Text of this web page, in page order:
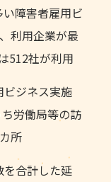
障害者雇用ビ
利用企業が最
512社が利用
ジネス実施
労働局等の訪
所
合計した延